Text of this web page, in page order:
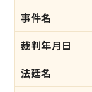
事件名
裁判年月日
法廷名